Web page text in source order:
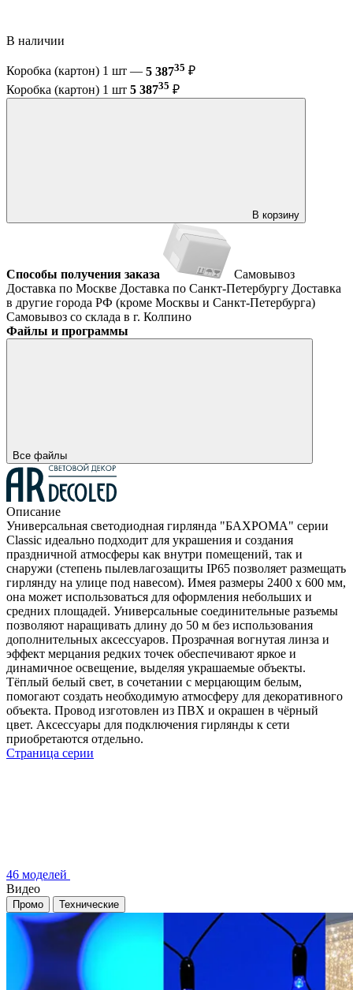
В наличии
Коробка (картон) 1 шт — 5 38735 ₽
Коробка (картон) 1 шт 5 38735 ₽
В корзину
Способы получения заказа
Самовывоз
Доставка по Москве Доставка по Санкт-Петербургу Доставка
в другие города РФ (кроме Москвы и Санкт-Петербурга)
Самовывоз со склада в г. Колпино
Файлы и программы
Все файлы
Описание
Универсальная светодиодная гирлянда "БАХРОМА" серии
Classic идеально подходит для украшения и создания
праздничной атмосферы как внутри помещений, так и
снаружи (степень пылевлагозащиты IP65 позволяет размещать
гирлянду на улице под навесом). Имея размеры 2400 x 600 мм,
она может использоваться для оформления небольших и
средних площадей. Универсальные соединительные разъемы
позволяют наращивать длину до 50 м без использования
дополнительных аксессуаров. Прозрачная вогнутая линза и
эффект мерцания редких точек обеспечивают яркое и
динамичное освещение, выделяя украшаемые объекты.
Тёплый белый свет, в сочетании с мерцающим белым,
помогают создать необходимую атмосферу для декоративного
объекта. Провод изготовлен из ПВХ и окрашен в чёрный
цвет. Аксессуары для подключения гирлянды к сети
приобретаются отдельно.
Страница серии
46 моделей
Видео
Промо Технические